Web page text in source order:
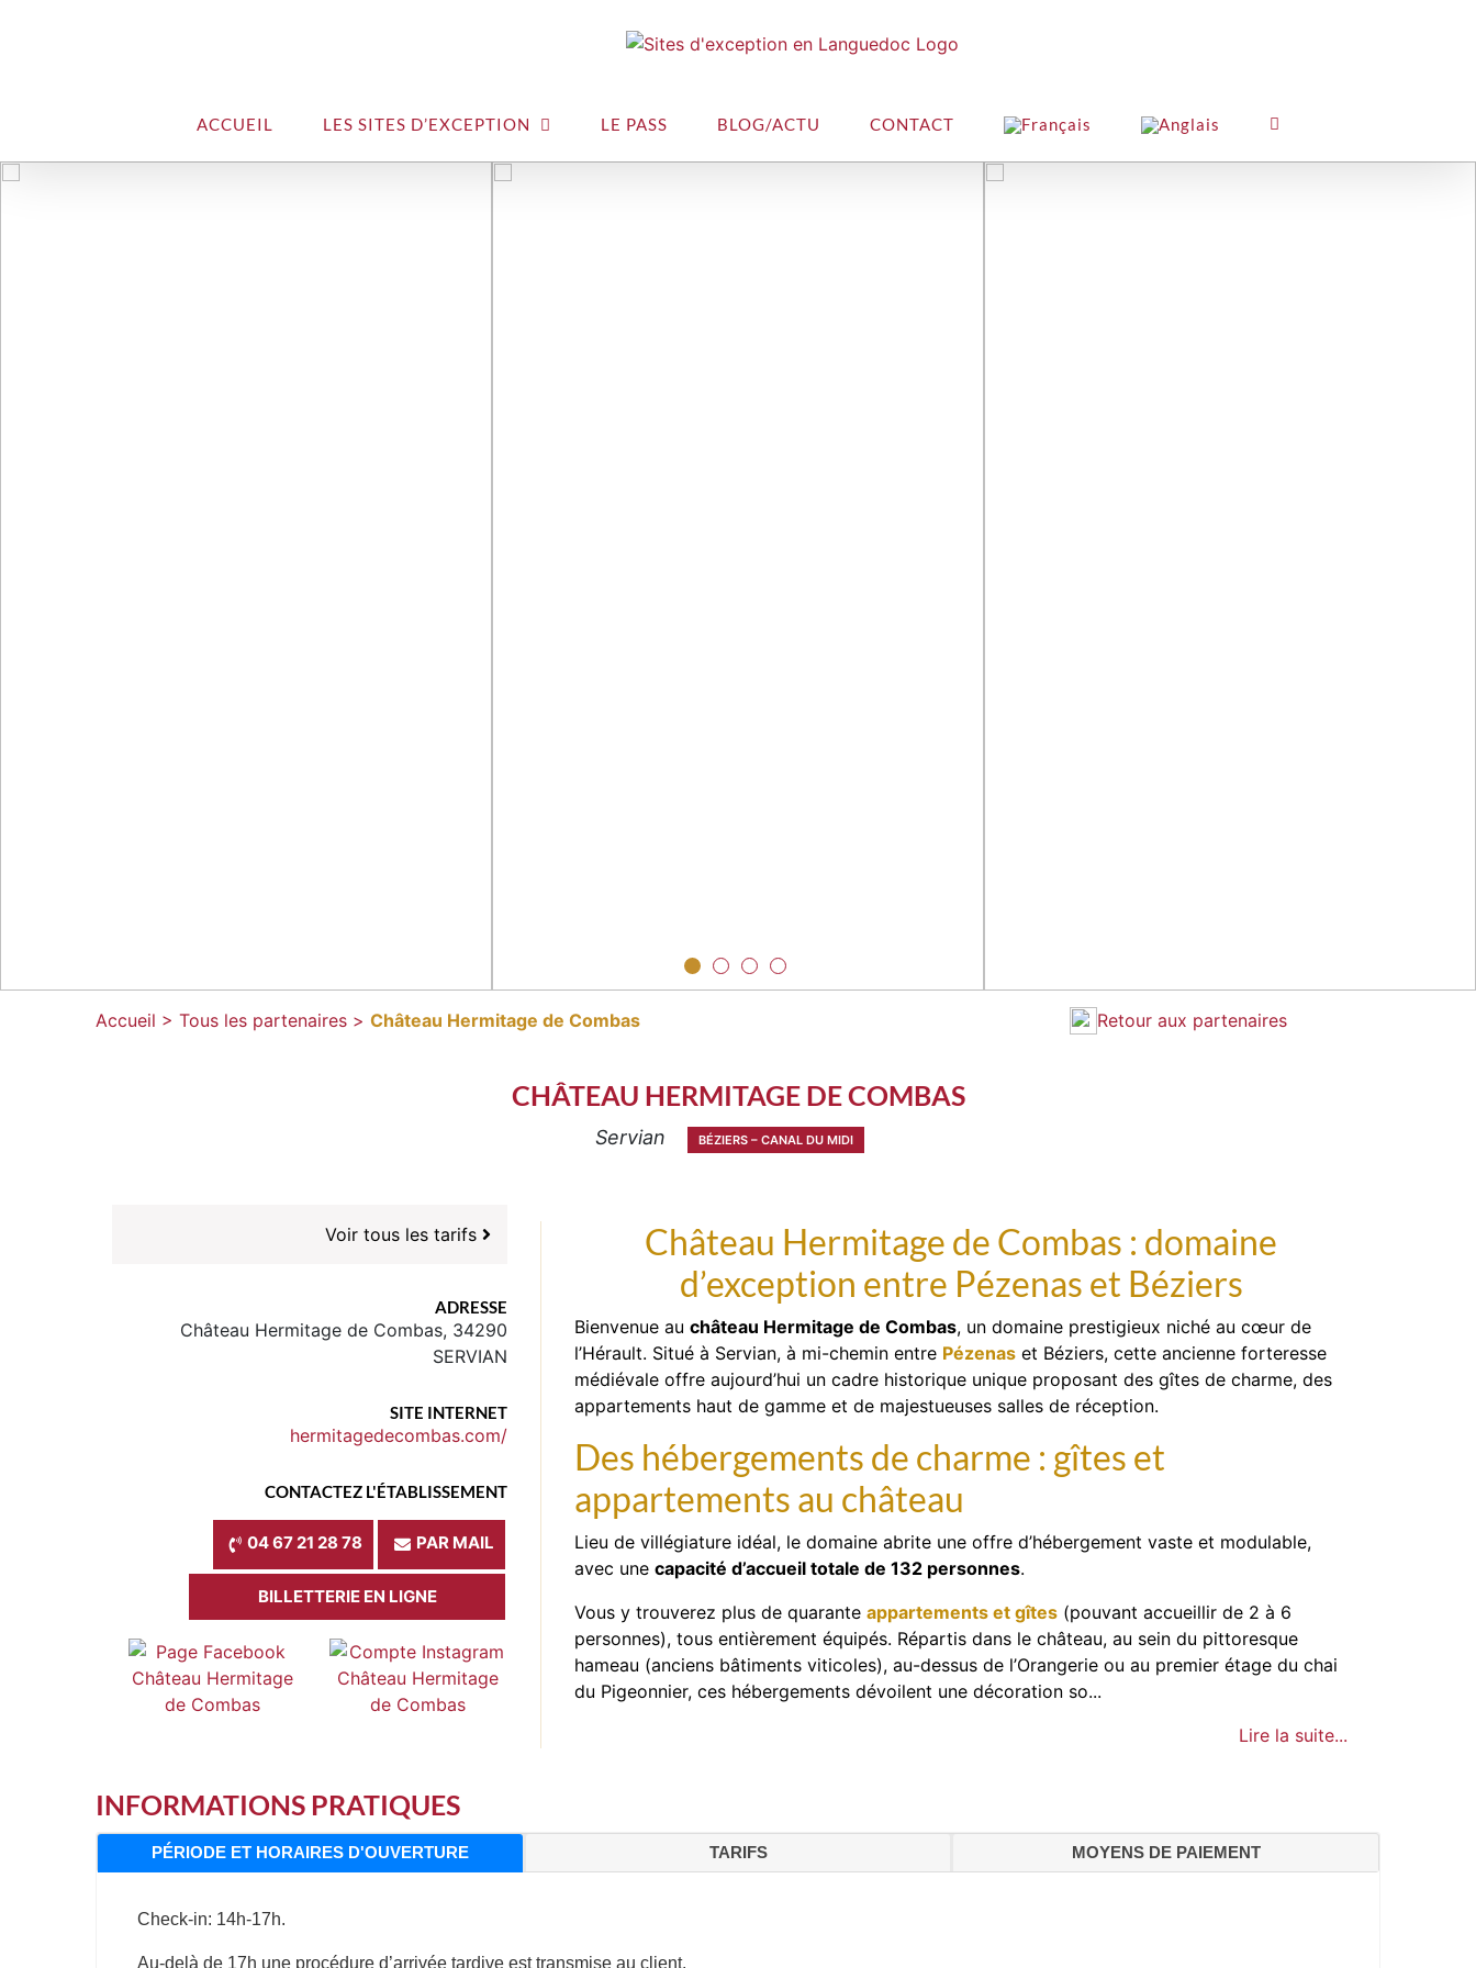
ACCUEIL LES SITES D’EXCEPTION LE PASS BLOG/ACTU CONTACT
Retour aux partenaires
Accueil > Tous les partenaires > Château Hermitage de Combas
CHÂTEAU HERMITAGE DE COMBAS
Servian BÉZIERS – CANAL DU MIDI
Voir tous les tarifs
ADRESSE
Château Hermitage de Combas, 34290
SERVIAN
SITE INTERNET
hermitagedecombas.com/
CONTACTEZ L'ÉTABLISSEMENT
04 67 21 28 78 PAR MAIL
BILLETTERIE EN LIGNE
Château Hermitage de Combas : domaine
d’exception entre Pézenas et Béziers
Bienvenue au château Hermitage de Combas, un domaine prestigieux niché au cœur de
l’Hérault. Situé à Servian, à mi-chemin entre Pézenas et Béziers, cette ancienne forteresse
médiévale offre aujourd’hui un cadre historique unique proposant des gîtes de charme, des
appartements haut de gamme et de majestueuses salles de réception.
Des hébergements de charme : gîtes et
appartements au château
Lieu de villégiature idéal, le domaine abrite une offre d’hébergement vaste et modulable,
avec une capacité d’accueil totale de 132 personnes.
Vous y trouverez plus de quarante appartements et gîtes (pouvant accueillir de 2 à 6
personnes), tous entièrement équipés. Répartis dans le château, au sein du pittoresque
hameau (anciens bâtiments viticoles), au-dessus de l’Orangerie ou au premier étage du chai
du Pigeonnier, ces hébergements dévoilent une décoration so...
Lire la suite...
INFORMATIONS PRATIQUES
PÉRIODE ET HORAIRES D'OUVERTURE TARIFS MOYENS DE PAIEMENT
Check-in: 14h-17h.
Au-delà de 17h une procédure d’arrivée tardive est transmise au client.